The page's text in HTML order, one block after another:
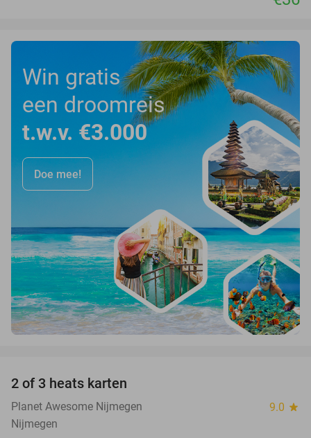
Win gratis
een droomreis
t.w.v. €3.000
Doe mee!
2 of 3 heats karten
Planet Awesome Nijmegen 9.0 star
Nijmegen